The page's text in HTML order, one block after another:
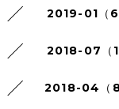
2019-01（6
2018-07（1
2018-04（8